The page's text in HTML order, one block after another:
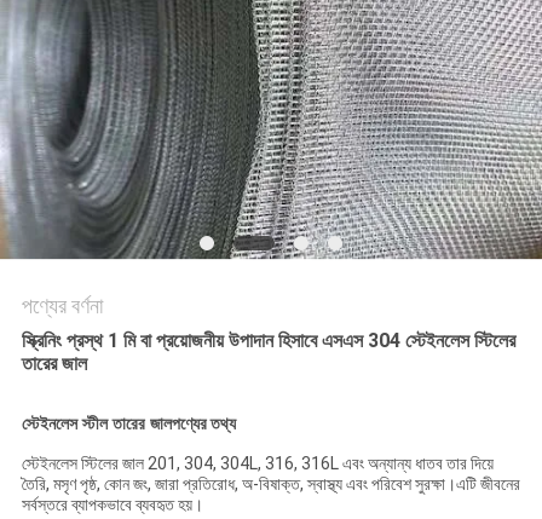
সাইট
ম্যাপ
PRIVACY
POLICY
পণ্যের বর্ণনা
স্ক্রিনিং প্রস্থ 1 মি বা প্রয়োজনীয় উপাদান হিসাবে এসএস 304 স্টেইনলেস স্টিলের
তারের জাল
স্টেইনলেস স্টীল তারের জালপণ্যের তথ্য
স্টেইনলেস স্টিলের জাল 201, 304, 304L, 316, 316L এবং অন্যান্য ধাতব তার দিয়ে
তৈরি, মসৃণ পৃষ্ঠ, কোন জং, জারা প্রতিরোধ, অ-বিষাক্ত, স্বাস্থ্য এবং পরিবেশ সুরক্ষা।এটি জীবনের
সর্বস্তরে ব্যাপকভাবে ব্যবহৃত হয়।